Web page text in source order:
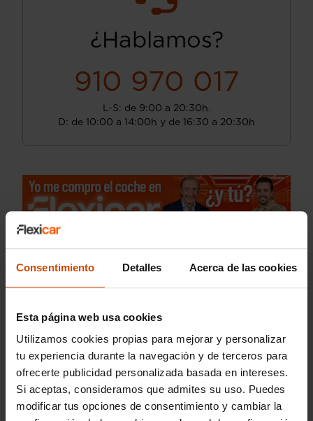
Consentimiento Detalles Acerca de las cookies
Esta página web usa cookies
Utilizamos cookies propias para mejorar y personalizar
tu experiencia durante la navegación y de terceros para
ofrecerte publicidad personalizada basada en intereses.
Si aceptas, consideramos que admites su uso. Puedes
modificar tus opciones de consentimiento y cambiar la
¿Hablamos?
910 970 017
L-S: de 9:00 a 20:30h.
D: de 10:00 a 14:00h y de 16:30 a 20:30h
Guardar búsqueda
¡Guarda tu búsqueda!
¿No encuentras el coche que necesitas?
Te avisamos cuando lo tengamos.
Coches Suzuki de Segunda